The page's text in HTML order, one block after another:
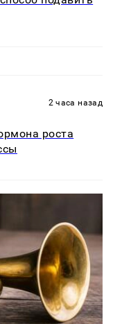
2 часа назад
роста